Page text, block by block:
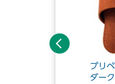
プリ
ダー
前へ